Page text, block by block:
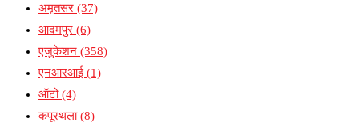
अमृतसर (37)
आदमपुर (6)
एजुकेशन (358)
एनआरआई (1)
ऑटो(4)
कपूरथला(8)